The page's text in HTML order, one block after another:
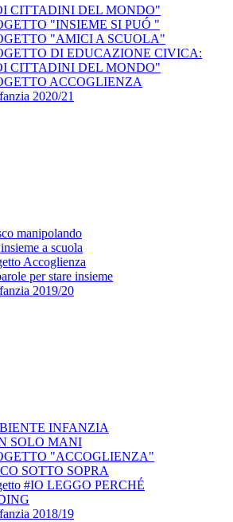
CITTADINI DEL MONDO"
"INSIEME SI PUÓ "
"AMICI A SCUOLA"
DI EDUCAZIONE CIVICA:
CITTADINI DEL MONDO"
ACCOGLIENZA
2020/21
manipolando
a scuola
Accoglienza
per stare insieme
2019/20
INFANZIA
SOLO MANI
"ACCOGLIENZA"
SOTTO SOPRA
#IO LEGGO PERCHÉ
2018/19